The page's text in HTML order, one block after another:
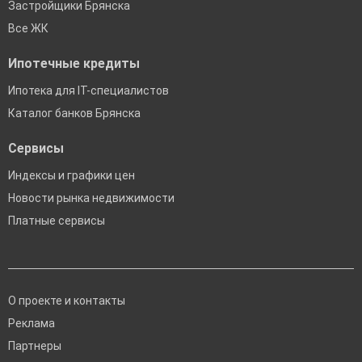
Застройщики Брянска
Все ЖК
Ипотечные кредиты
Ипотека для IT-специалистов
Каталог банков Брянска
Сервисы
Индексы и графики цен
Новости рынка недвижимости
Платные сервисы
О проекте и контакты
Реклама
Партнеры